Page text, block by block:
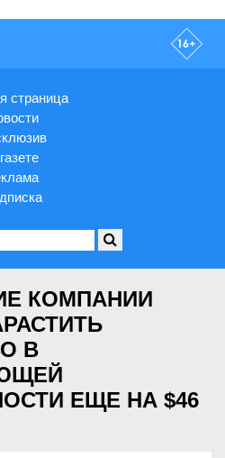
страница
КОМПАНИИ
В
ЕЩЕ НА $46